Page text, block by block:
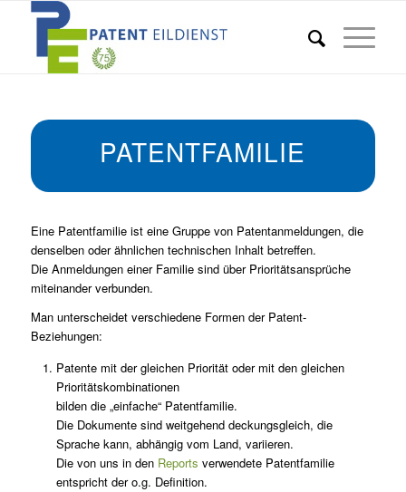
PATENTFAMILIE
Eine Patentfamilie ist eine Gruppe von Patentanmeldungen, die
denselben oder ähnlichen technischen Inhalt betreffen.
Die Anmeldungen einer Familie sind über Prioritätsansprüche
miteinander verbunden.
Man unterscheidet verschiedene Formen der Patent-
Beziehungen:
Patente mit der gleichen Priorität oder mit den gleichen
Prioritätskombinationen
bilden die „einfache“ Patentfamilie.
Die Dokumente sind weitgehend deckungsgleich, die
Sprache kann, abhängig vom Land, variieren.
Die von uns in den Reports verwendete Patentfamilie
entspricht der o.g. Definition.